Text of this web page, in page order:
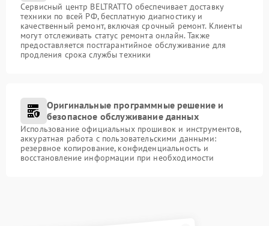
Сервисный центр BELTRATTO обеспечивает доставку
техники по всей РФ, бесплатную диагностику и
качественный ремонт, включая срочный ремонт. Клиенты
могут отслеживать статус ремонта онлайн. Также
предоставляется постгарантийное обслуживание для
продления срока службы техники
Оригинальные программные решение и
безопасное обслуживание данных
Использование официальных прошивок и инструментов,
аккуратная работа с пользовательскими данными:
резервное копирование, конфиденциальность и
восстановление информации при необходимости